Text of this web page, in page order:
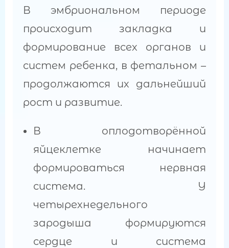
В эмбриональном периоде
происходит закладка и
формирование всех органов и
систем ребенка, в фетальном –
продолжаются их дальнейший
рост и развитие.
В оплодотворённой
яйцеклетке начинает
формироваться нервная
система. У
четырехнедельного
зародыша формируются
сердце и система